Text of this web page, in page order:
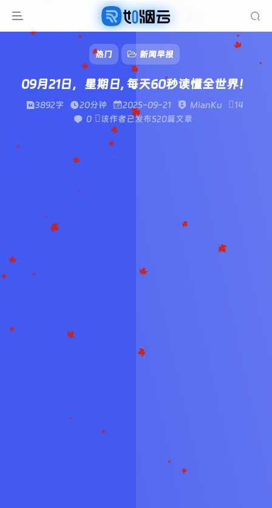
热门 新闻早报
09月21日，星期日, 每天60秒读懂全世界！
3892字 20分钟 2025-09-21 MianKu
14
0
该作者已发布520篇文章